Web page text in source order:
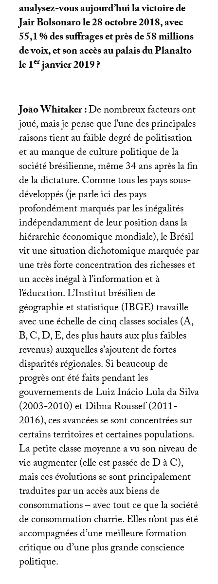
analysez-vous aujourd’hui la victoire de
Jair Bolsonaro le 28 octobre 2018, avec
55,1% des suffrages et près de 58 millions
de voix, et son accès au palais du Planalto
le 1erjanvier 2019?
João Whitaker :De nombreux facteurs ont
joué, mais je pense que l’une des principales
raisons tient au faible degré de politisation
et au manque de culture politique de la
société brésilienne, même 34 ans après la fin
de la dictature. Comme tous les pays sous-
développés (je parle ici des pays
profondément marqués par les inégalités
indépendamment de leur position dans la
hiérarchie économique mondiale), le Brésil
vit une situation dichotomique marquée par
une très forte concentration des richesses et
un accès inégal à l’information et à
l’éducation. L’Institut brésilien de
géographie et statistique (IBGE) travaille
avec une échelle de cinq classes sociales (A,
B, C, D, E, des plus hauts aux plus faibles
revenus) auxquelles s’ajoutent de fortes
disparités régionales. Si beaucoup de
progrès ont été faits pendant les
gouvernements de Luiz Inácio Lula da Silva
(2003-2010) et Dilma Roussef (2011-
2016), ces avancées se sont concentrées sur
certains territoires et certaines populations.
La petite classe moyenne a vu son niveau de
vie augmenter (elle est passée de D à C),
mais ces évolutions se sont principalement
traduites par un accès aux biens de
consommations – avec tout ce que la société
de consommation charrie. Elles n’ont pas été
accompagnées d’une meilleure formation
critique ou d’une plus grande conscience
politique.